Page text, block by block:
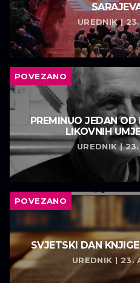
UREDNIK |
POVEZANO
PREMINUO JEDAN
LIKOVNIH
UREDNIK |
POVEZANO
SVJETSKI DAN
UREDNIK | 23.